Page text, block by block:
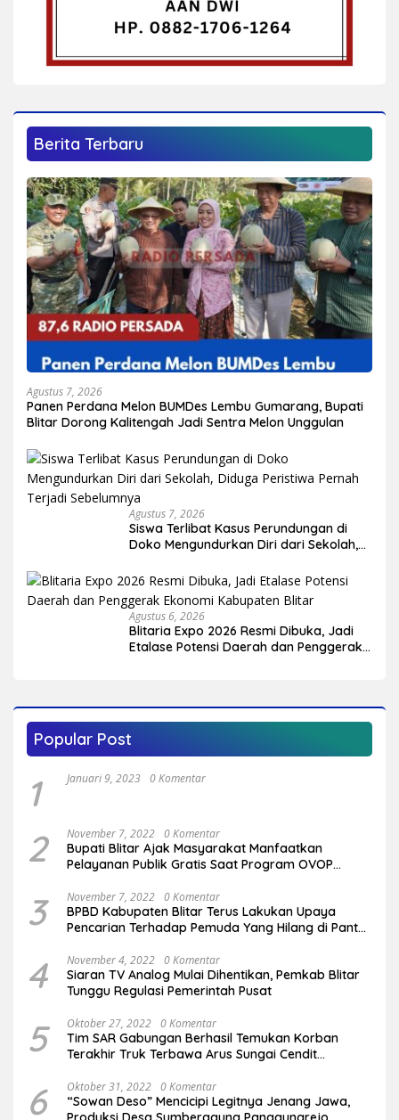
Berita Terbaru
Agustus 7, 2026
Panen Perdana Melon BUMDes Lembu Gumarang, Bupati
Blitar Dorong Kalitengah Jadi Sentra Melon Unggulan
Agustus 7, 2026
Siswa Terlibat Kasus Perundungan di
Doko Mengundurkan Diri dari Sekolah,
Sebelumnya
Agustus 6, 2026
Blitaria Expo 2026 Resmi Dibuka, Jadi
Etalase Potensi Daerah dan Penggerak
Popular Post
1 Januari 9, 2023 0 Komentar
2 November 7, 2022 0 Komentar
Bupati Blitar Ajak Masyarakat Manfaatkan
Pelayanan Publik Gratis Saat Program OVOP
3 November 7, 2022 0 Komentar
BPBD Kabupaten Blitar Terus Lakukan Upaya
Pencarian Terhadap Pemuda Yang Hilang di Pantai
4 November 4, 2022 0 Komentar
Siaran TV Analog Mulai Dihentikan, Pemkab Blitar
Tunggu Regulasi Pemerintah Pusat
5 Oktober 27, 2022 0 Komentar
Tim SAR Gabungan Berhasil Temukan Korban
Terakhir Truk Terbawa Arus Sungai Cendit
6 Oktober 31, 2022 0 Komentar
“Sowan Deso” Mencicipi Legitnya Jenang Jawa,